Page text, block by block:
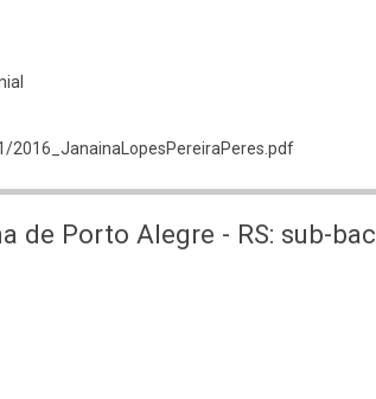
Porto Alegre - RS: sub-